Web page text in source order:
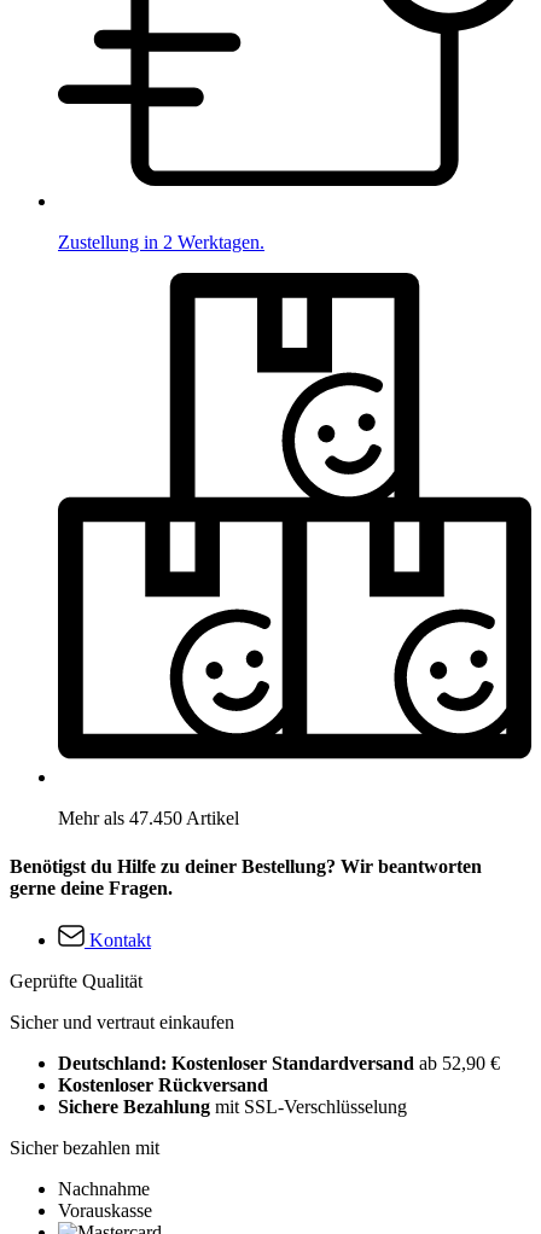
Zustellung in 2 Werktagen.
Mehr als 47.450 Artikel
Benötigst du Hilfe zu deiner Bestellung? Wir beantworten
gerne deine Fragen.
Kontakt
Geprüfte Qualität
Sicher und vertraut einkaufen
Deutschland: Kostenloser Standardversand ab 52,90 €
Kostenloser Rückversand
Sichere Bezahlung mit SSL-Verschlüsselung
Sicher bezahlen mit
Nachnahme
Vorauskasse